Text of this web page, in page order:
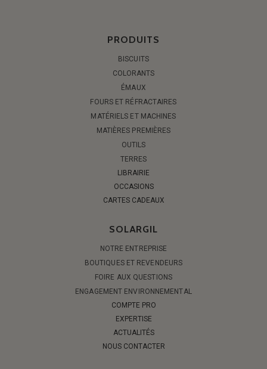
PRODUITS
BISCUITS
COLORANTS
ÉMAUX
FOURS ET RÉFRACTAIRES
MATÉRIELS ET MACHINES
MATIÈRES PREMIÈRES
OUTILS
TERRES
LIBRAIRIE
OCCASIONS
CARTES CADEAUX
SOLARGIL
NOTRE ENTREPRISE
BOUTIQUES ET REVENDEURS
FOIRE AUX QUESTIONS
ENGAGEMENT ENVIRONNEMENTAL
COMPTE PRO
EXPERTISE
ACTUALITÉS
NOUS CONTACTER